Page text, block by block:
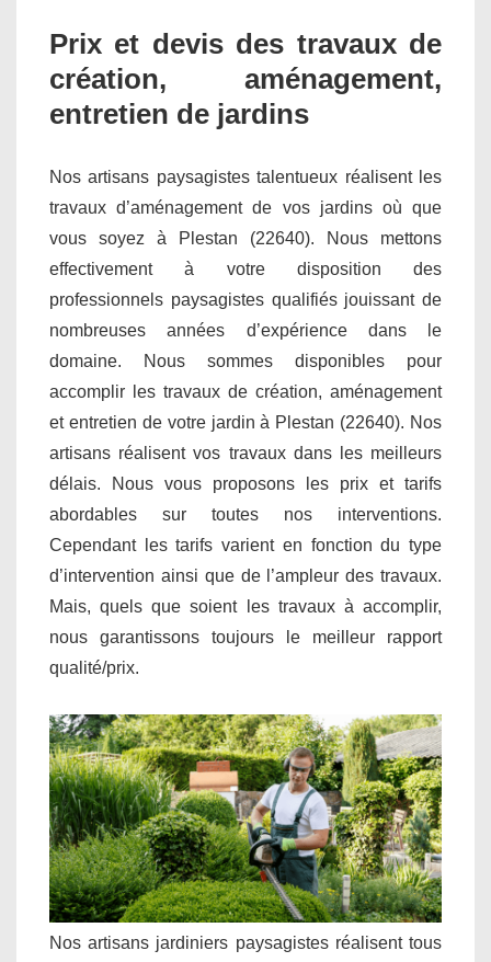
Prix et devis des travaux de
création, aménagement,
entretien de jardins
Nos artisans paysagistes talentueux réalisent les
travaux d’aménagement de vos jardins où que
vous soyez à Plestan (22640). Nous mettons
effectivement à votre disposition des
professionnels paysagistes qualifiés jouissant de
nombreuses années d’expérience dans le
domaine. Nous sommes disponibles pour
accomplir les travaux de création, aménagement
et entretien de votre jardin à Plestan (22640). Nos
artisans réalisent vos travaux dans les meilleurs
délais. Nous vous proposons les prix et tarifs
abordables sur toutes nos interventions.
Cependant les tarifs varient en fonction du type
d’intervention ainsi que de l’ampleur des travaux.
Mais, quels que soient les travaux à accomplir,
nous garantissons toujours le meilleur rapport
qualité/prix.
Nos artisans jardiniers paysagistes réalisent tous